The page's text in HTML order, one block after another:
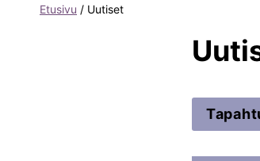
Etusivu / Uutiset